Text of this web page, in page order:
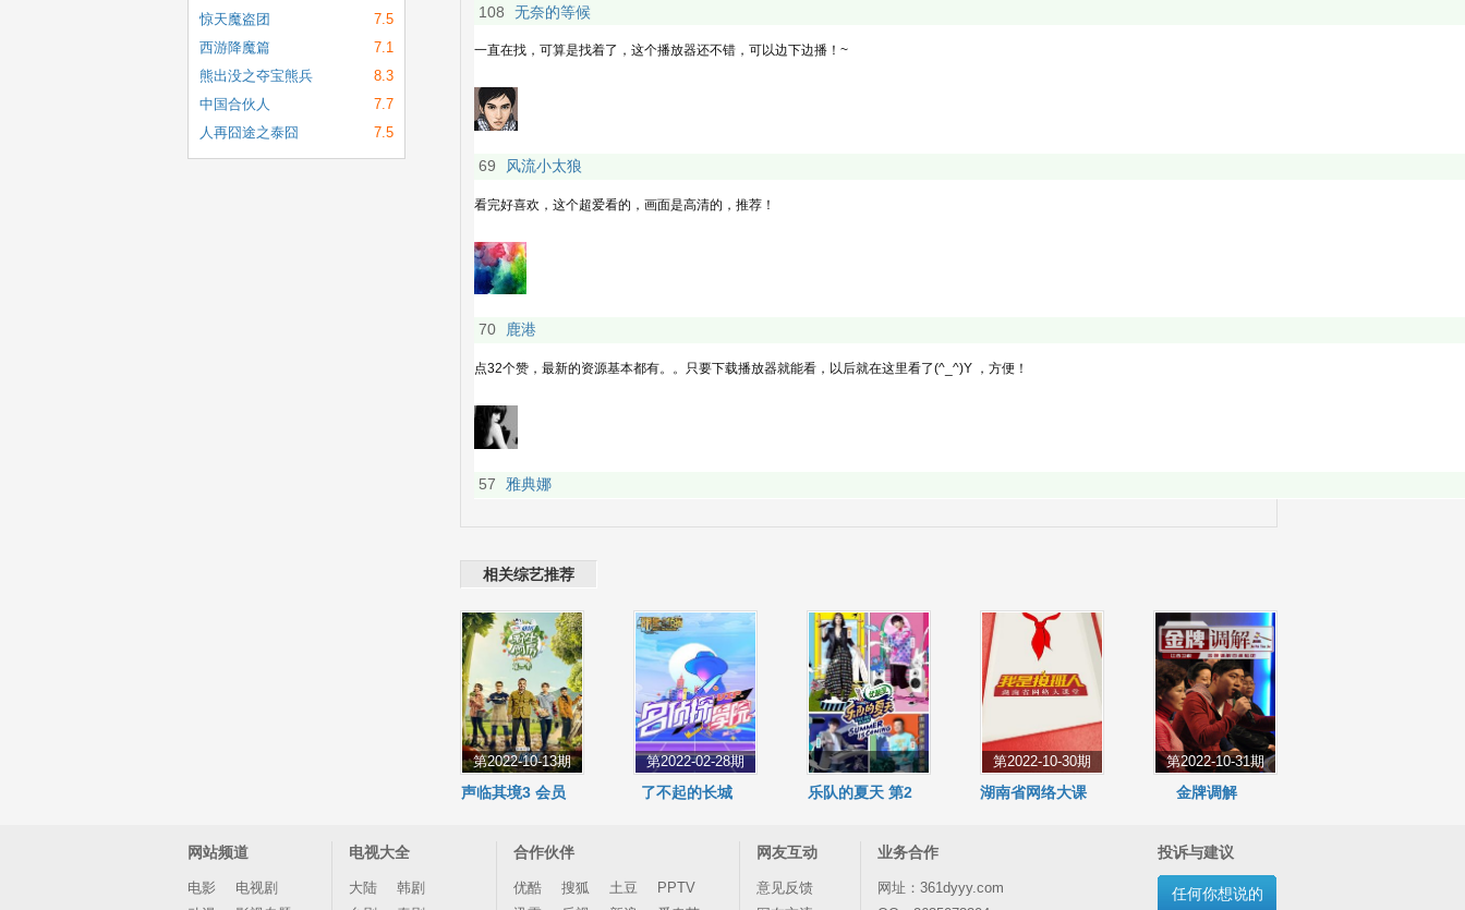
相关综艺推荐
第2022-10-13期
声临其境3 会员
第2022-02-28期
了不起的长城
乐队的夏天 第2
第2022-10-30期
湖南省网络大课
第2022-10-31期
金牌调解
惊天魔盗团
7.5
西游降魔篇
7.1
熊出没之夺宝熊兵
8.3
中国合伙人
7.7
人再囧途之泰囧
7.5
网站频道
电影
电视剧
电视大全
大陆
韩剧
合作伙伴
优酷 搜狐 土豆
PPTV
网友互动
意见反馈
业务合作
网址：361dyyy.com
投诉与建议
任何你想说的